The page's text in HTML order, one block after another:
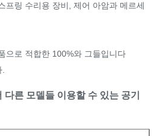
프링 수리용 장비, 제어 아암과 메르세
으로 적합한 100%와 그들입니다
다른 모델들 이용할 수 있는 공기